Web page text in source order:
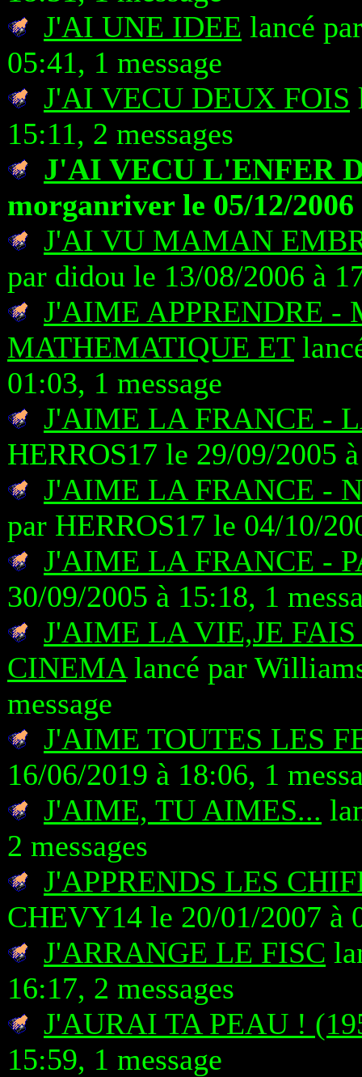
J'AI UNE IDEE lancé
05:41, 1 message
J'AI VECU DEUX FOIS
15:11, 2 messages
J'AI VECU L'ENFER
morganriver le 05/12/2006
J'AI VU MAMAN
par didou le 13/08/2006 à
J'AIME APPRENDRE -
MATHEMATIQUE ET
01:03, 1 message
J'AIME LA FRANCE -
HERROS17 le 29/09/2005
J'AIME LA FRANCE -
par HERROS17 le 04/10/
J'AIME LA FRANCE -
30/09/2005 à 15:18, 1
J'AIME LA VIE,JE
CINEMAlancé par
message
J'AIME TOUTES LES
16/06/2019 à 18:06, 1
J'AIME, TU AIMES...
2 messages
J'APPRENDS LES
CHEVY14 le 20/01/2007 à
J'ARRANGE LE FISC
16:17, 2 messages
J'AURAI TA PEAU !
15:59, 1 message